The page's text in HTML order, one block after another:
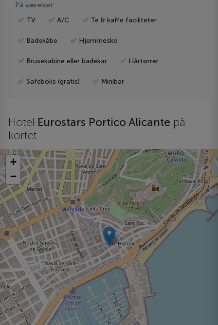
På værelset
✅ TV
✅ A/C ✅ Te & kaffe faciliteter
✅ Badekåbe ✅ Hjemmesko
✅ Brusekabine eller badekar ✅ Hårtørrer
✅ Safeboks (gratis) ✅ Minibar
Hotel Eurostars Portico Alicante på
kortet
+
−